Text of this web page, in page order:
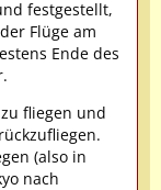
festgestellt,
Flüge am
Ende des
fliegen und
(also in
nach